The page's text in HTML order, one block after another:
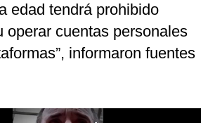
edad tendrá prohibido
operar cuentas personales
informaron fuentes